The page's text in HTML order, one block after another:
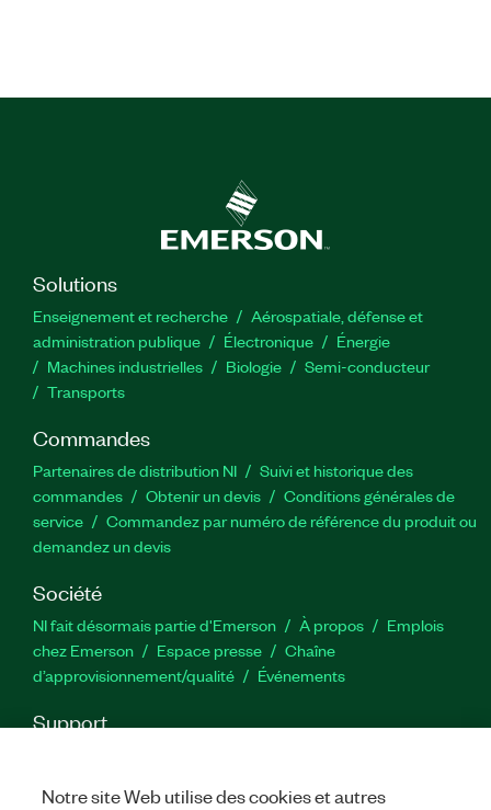
Solutions
Enseignement et recherche
Aérospatiale, défense et
administration publique
Électronique
Énergie​
Machines industrielles
Biologie
Semi-conducteur
Transports
Commandes
Partenaires de distribution NI
Suivi et historique des
commandes
Obtenir un devis
Conditions générales de
service
Commandez par numéro de référence du produit ou
demandez un devis
Société
NI fait désormais partie d'Emerson À propos
Emplois
chez Emerson
Espace presse
Chaîne
d’approvisionnement/qualité
Événements
Support
service
Commentaires sur le site
Notre site Web utilise des cookies et autres